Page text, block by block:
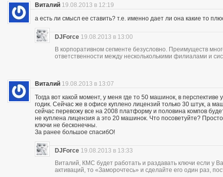
Виталий 19.08.2013 в 12:19
а есть ли смысл ее ставить? т.е. именно дает ли она какие то
DJForce 19.08.2013 в 13:00
В корпоративном сегменте безусловно. Преимуществ
ответственности между нескольколькими филиалами и
Виталий 19.08.2013 в 13:07
Тогда вот какой момент, у меня где то 50 машинок, в
годик. Сейчас же в офисе куплено лицензий только 30 штук, а
сейчас перевожу все на 2008 платформу и половина компов
не куплена лицензия а это 20 машинок. Что посоветуйте?
ключи не бесконечны.
За ранее большое спасибО!
DJForce 19.08.2013 в 13:33
Виталий, КМС будет работать и раздавать ключи если у
активаций, то «Заморочтесь» и сделайте его один раз,